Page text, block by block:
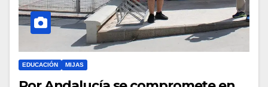
EDUCACIÓN MIJAS